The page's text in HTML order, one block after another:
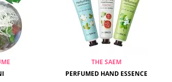
THE SAEM
PERFUMED HAND ESSENCE